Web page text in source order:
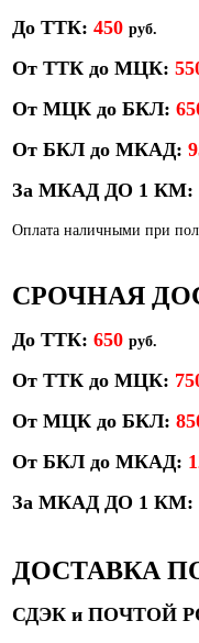
До ТТК: 450 руб.
От ТТК до МЦК:
От МЦК до БКЛ:
От БКЛ до МКАД:
За МКАД ДО 1 КМ:
Оплата наличными при
СРОЧНАЯ
До ТТК: 650 руб.
От ТТК до МЦК:
От МЦК до БКЛ:
От БКЛ до МКАД:
За МКАД ДО 1 КМ:
ДОСТАВКА
СДЭК и ПОЧТОЙ